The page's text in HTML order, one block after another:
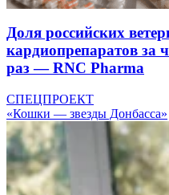
Доля российских
кардиопрепаратов за
раз — RNC Pharma
СПЕЦПРОЕКТ
«Кошки — звезды Донбасса»